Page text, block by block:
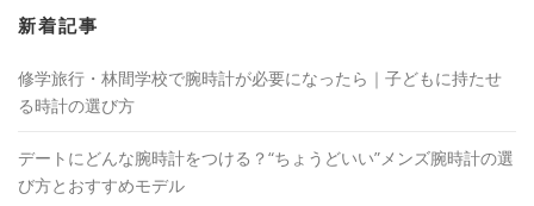
新着記事
修学旅行・林間学校で腕時計が必要になったら｜子どもに持たせ
る時計の選び方
デートにどんな腕時計をつける？“ちょうどいい”メンズ腕時計の選
び方とおすすめモデル